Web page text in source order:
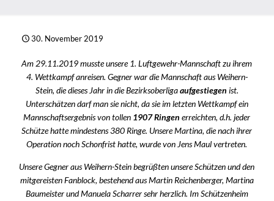
30. November 2019
Am 29.11.2019 musste unsere 1. Luftgewehr-Mannschaft zu ihrem
4. Wettkampf anreisen. Gegner war die Mannschaft aus Weihern-
Stein, die dieses Jahr in die Bezirksoberligaaufgestiegen ist.
Unterschätzen darf man sie nicht, da sie im letzten Wettkampf ein
Mannschaftsergebnis von tollen 1907 Ringen erreichten, d.h. jeder
Schütze hatte mindestens 380 Ringe. Unsere Martina, die nach ihrer
Operation noch Schonfrist hatte, wurde von Jens Maul vertreten.
Unsere Gegner aus Weihern-Stein begrüßten unsere Schützen und den
mitgereisten Fanblock, bestehend aus Martin Reichenberger, Martina
Baumeister und Manuela Scharrer sehr herzlich. Im Schützenheim